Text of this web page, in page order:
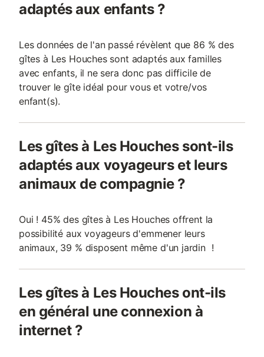
adaptés aux enfants ?
Les données de l'an passé révèlent que 86 % des
gîtes à Les Houches sont adaptés aux familles
avec enfants, il ne sera donc pas difficile de
trouver le gîte idéal pour vous et votre/vos
enfant(s).
Les gîtes à Les Houches sont-ils
adaptés aux voyageurs et leurs
animaux de compagnie ?
Oui ! 45% des gîtes à Les Houches offrent la
possibilité aux voyageurs d'emmener leurs
animaux, 39 % disposent même d'un jardin !
Les gîtes à Les Houches ont-ils
en général une connexion à
internet ?